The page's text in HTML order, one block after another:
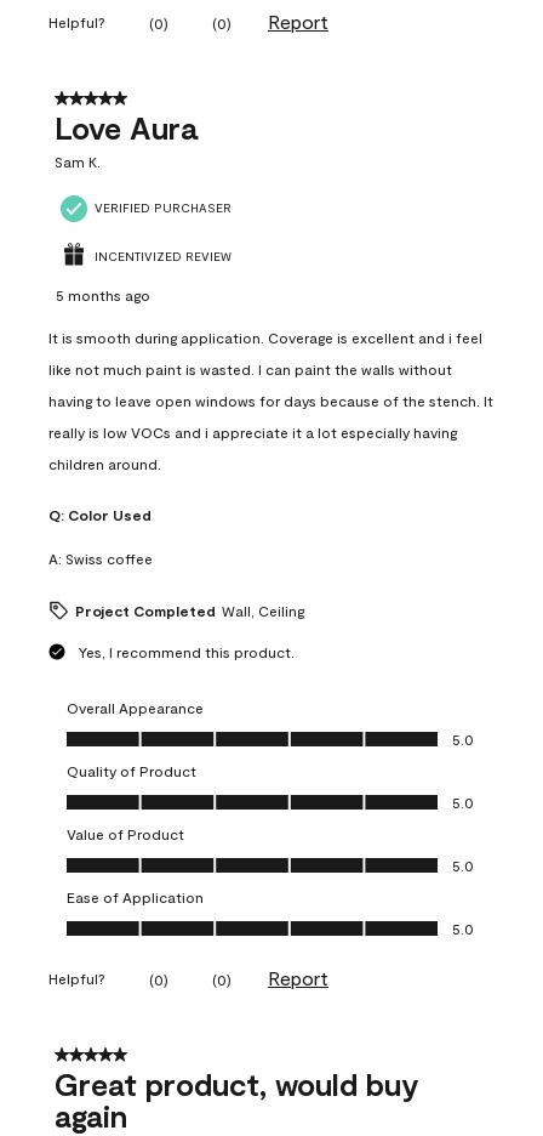
Helpful? (0) (0) Report
5 out of 5 stars.
Love Aura
Sam K.
VERIFIED PURCHASER
INCENTIVIZED REVIEW
5 months ago
It is smooth during application. Coverage is excellent and i feel
like not much paint is wasted. I can paint the walls without
having to leave open windows for days because of the stench. It
really is low VOCs and i appreciate it a lot especially having
children around.
Q: Color Used
A: Swiss coffee
Project Completed Wall, Ceiling
Yes, I recommend this product.
Overall Appearance
Overall Appearance, 5.0 out of 5
5.0
Quality of Product
Quality of Product, 5.0 out of 5
5.0
Value of Product
Value of Product, 5.0 out of 5
5.0
Ease of Application
Ease of Application, 5.0 out of 5
5.0
Helpful? (0) (0) Report
5 out of 5 stars.
Great product, would buy
again